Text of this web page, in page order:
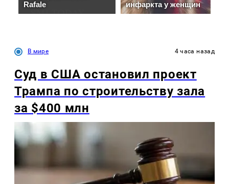
В мире 4 часа назад
Суд в США остановил проект
Трампа по строительству зала
за $400 млн